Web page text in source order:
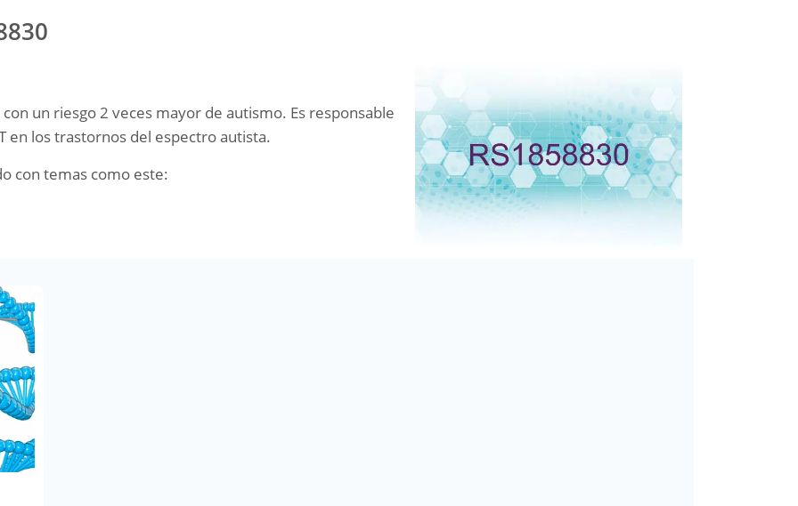
un riesgo 2 veces mayor de autismo. Es responsable
en los trastornos del espectro autista.
con temas como este: